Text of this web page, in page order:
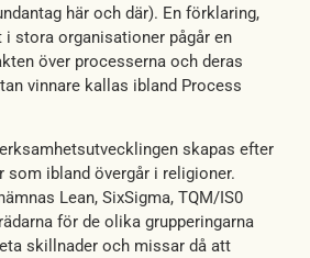
här och där). En förklaring,
i stora organisationer pågår en
över processerna och deras
vinnare kallas ibland Process
skapas efter
som ibland övergår i religioner.
Lean, SixSigma, TQM/IS0
för de olika grupperingarna
skillnader och missar då att